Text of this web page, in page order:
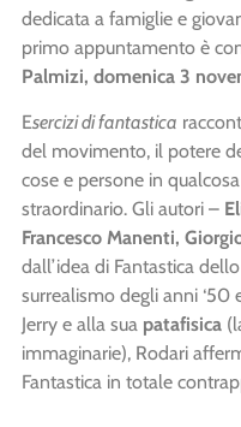
dedicata a famiglie e
primo appuntamento è
Palmizi, domenica 3
Esercizi di fantastica
del movimento, il potere
cose e persone in
straordinario. Gli autori –
Francesco Manenti,
dall’idea di Fantastica
surrealismo degli anni ‘50
Jerry e alla sua patafisica
immaginarie), Rodari
Fantastica in totale